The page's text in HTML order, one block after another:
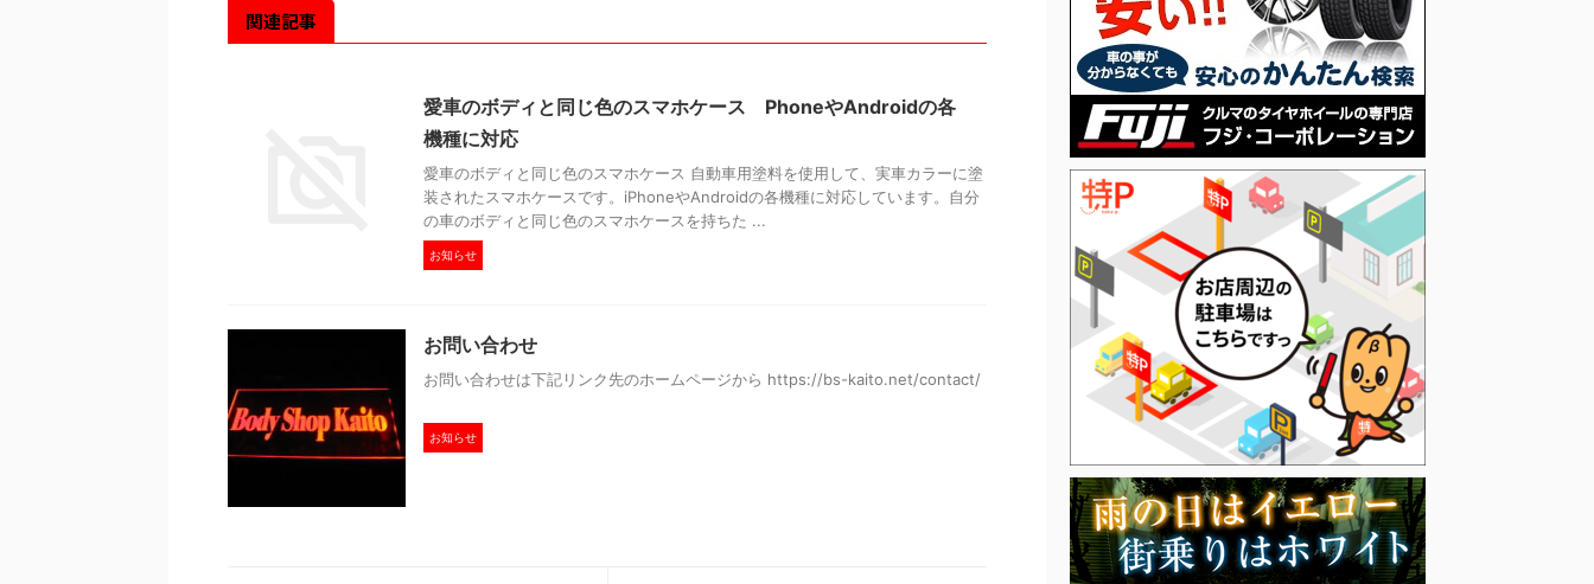
関連記事
愛車のボディと同じ色のスマホケース PhoneやAndroidの各
機種に対応
愛車のボディと同じ色のスマホケース 自動車用塗料を使用して、実車カラーに塗
装されたスマホケースです。iPhoneやAndroidの各機種に対応しています。自分
の車のボディと同じ色のスマホケースを持ちた ...
お知らせ
お問い合わせ
お問い合わせは下記リンク先のホームページから https://bs-kaito.net/contact/
お知らせ